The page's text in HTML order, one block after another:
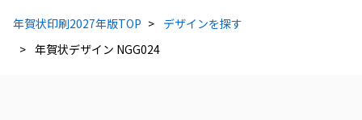
年賀状印刷2027年版TOP
デザインを探す
年賀状デザイン NGG024